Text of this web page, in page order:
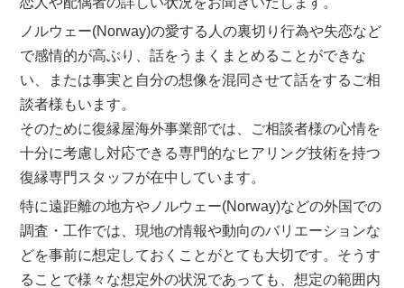
ノルウェー(Norway)の愛する人の裏切り行為や失恋など
で感情的が高ぶり、話をうまくまとめることができな
い、または事実と自分の想像を混同させて話をするご相
談者様もいます。
そのために復縁屋海外事業部では、ご相談者様の心情を
十分に考慮し対応できる専門的なヒアリング技術を持つ
復縁専門スタッフが在中しています。
特に遠距離の地方やノルウェー(Norway)などの外国での
調査・工作では、現地の情報や動向のバリエーションな
どを事前に想定しておくことがとても大切です。そうす
ることで様々な想定外の状況であっても、想定の範囲内